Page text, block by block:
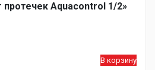
Aquacontrol 1/2»
В корзину